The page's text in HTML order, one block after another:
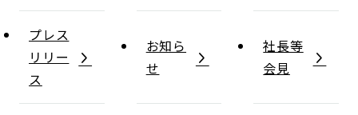
プレス
リリー
ス
お知ら
せ
社長等
会見